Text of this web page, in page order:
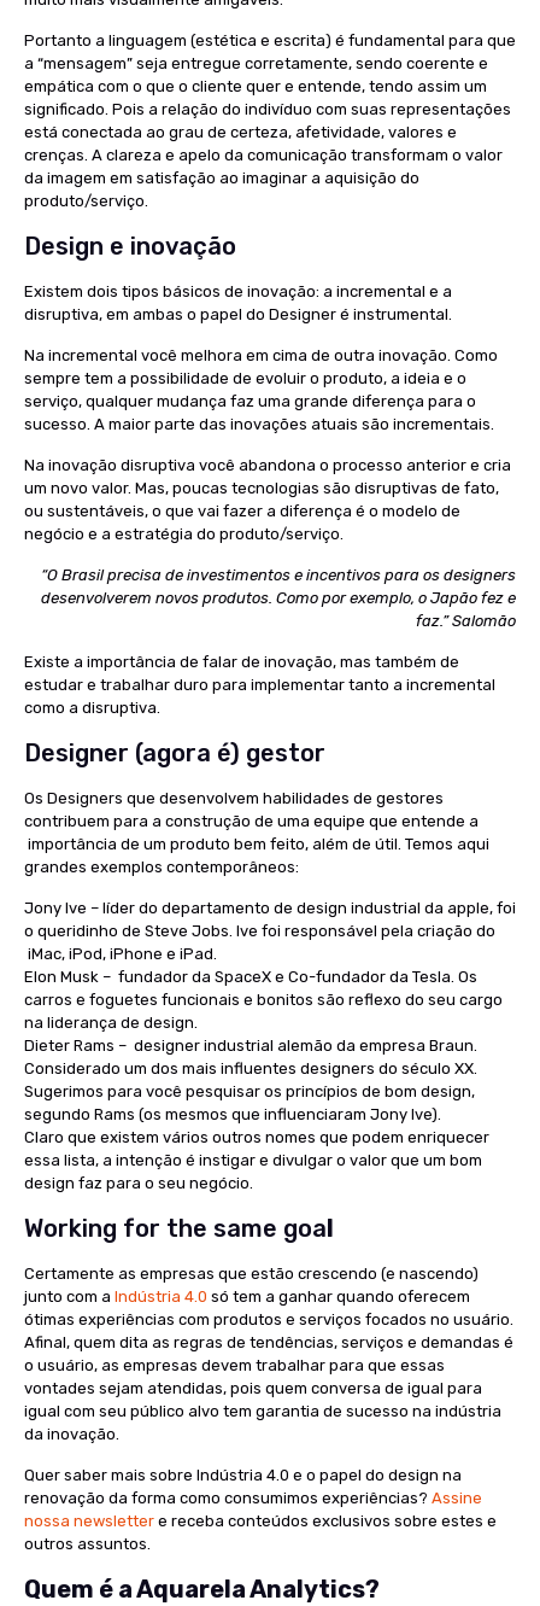
Portanto a linguagem (estética e escrita) é fundamental para que
a “mensagem” seja entregue corretamente, sendo coerente e
empática com o que o cliente quer e entende, tendo assim um
significado. Pois a relação do indivíduo com suas representações
está conectada ao grau de certeza, afetividade, valores e
crenças. A clareza e apelo da comunicação transformam o valor
da imagem em satisfação ao imaginar a aquisição do
produto/serviço.
Design e inovação
Existem dois tipos básicos de inovação: a incremental e a
disruptiva, em ambas o papel do Designer é instrumental.
Na incremental você melhora em cima de outra inovação. Como
sempre tem a possibilidade de evoluir o produto, a ideia e o
serviço, qualquer mudança faz uma grande diferença para o
sucesso. A maior parte das inovações atuais são incrementais.
Na inovação disruptiva você abandona o processo anterior e cria
um novo valor. Mas, poucas tecnologias são disruptivas de fato,
ou sustentáveis, o que vai fazer a diferença é o modelo de
negócio e a estratégia do produto/serviço.
“O Brasil precisa de investimentos e incentivos para os designers
desenvolverem novos produtos. Como por exemplo, o Japão fez e
faz.” Salomão
Existe a importância de falar de inovação, mas também de
estudar e trabalhar duro para implementar tanto a incremental
como a disruptiva.
Designer (agora é) gestor
Os Designers que desenvolvem habilidades de gestores
contribuem para a construção de uma equipe que entende a
importância de um produto bem feito, além de útil. Temos aqui
grandes exemplos contemporâneos:
Jony Ive – líder do departamento de design industrial da apple, foi
o queridinho de Steve Jobs. Ive foi responsável pela criação do
iMac, iPod, iPhone e iPad.
Elon Musk – fundador da SpaceX e Co-fundador da Tesla. Os
carros e foguetes funcionais e bonitos são reflexo do seu cargo
na liderança de design.
Dieter Rams – designer industrial alemão da empresa Braun.
Considerado um dos mais influentes designers do século XX.
Sugerimos para você pesquisar os princípios de bom design,
segundo Rams (os mesmos que influenciaram Jony Ive).
Claro que existem vários outros nomes que podem enriquecer
essa lista, a intenção é instigar e divulgar o valor que um bom
design faz para o seu negócio.
Working for the same goal
Certamente as empresas que estão crescendo (e nascendo)
junto com a Indústria 4.0 só tem a ganhar quando oferecem
ótimas experiências com produtos e serviços focados no usuário.
Afinal, quem dita as regras de tendências, serviços e demandas é
o usuário, as empresas devem trabalhar para que essas
vontades sejam atendidas, pois quem conversa de igual para
igual com seu público alvo tem garantia de sucesso na indústria
da inovação.
Quer saber mais sobre Indústria 4.0 e o papel do design na
renovação da forma como consumimos experiências? Assine
nossa newsletter e receba conteúdos exclusivos sobre estes e
outros assuntos.
Quem é a Aquarela Analytics?